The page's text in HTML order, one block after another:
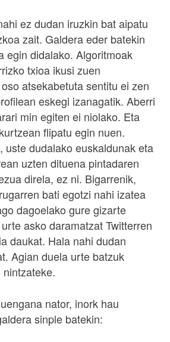
ez dudan iruzkin bat aipatu
zait. Galdera eder batekin
egin didalako. Algoritmoak
txioa ikusi zuen
atsekabetuta sentitu ei zen
eskegi izanagatik. Aberri
min egiten ei niolako. Eta
flipatu egin nuen.
uste dudalako euskaldunak eta
uzten dituena pintadaren
direla, ez ni. Bigarrenik,
bati egotzi nahi izatea
dagoelako gure gizarte
asko daramatzat Twitterren
daukat. Hala nahi dudan
Agian duela urte batzuk
nator, inork hau
sinple batekin: